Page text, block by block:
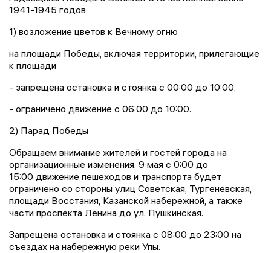
1941-1945 годов
1) возложение цветов к Вечному огню
на площади Победы, включая территории, прилегающие
к площади
- запрещена остановка и стоянка с 00:00 до 10:00,
- ограничено движение с 06:00 до 10:00.
2) Парад Победы
Обращаем внимание жителей и гостей города на
организационные изменения. 9 мая с 0:00 до
15:00 движение пешеходов и транспорта будет
ограничено со стороны улиц Советская, Тургеневская,
площади Восстания, Казанской набережной, а также
части проспекта Ленина до ул. Пушкинская.
Запрещена остановка и стоянка с 08:00 до 23:00 на
съездах на набережную реки Упы.